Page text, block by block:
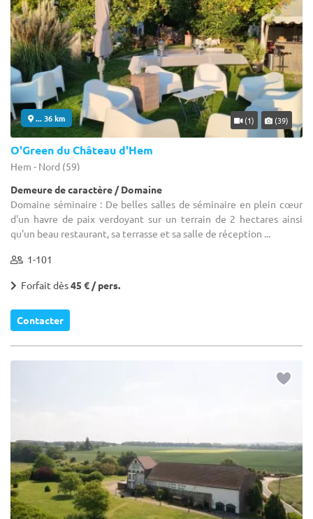
... 36 km (1) (39)
O'Green du Château d'Hem
Hem - Nord (59)
Demeure de caractère / Domaine
Domaine séminaire : De belles salles de séminaire en plein cœur
d'un havre de paix verdoyant sur un terrain de 2 hectares ainsi
qu'un beau restaurant, sa terrasse et sa salle de réception ...
1-101
Forfait dès45 € / pers.
Contacter